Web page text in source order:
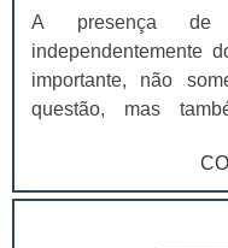
A presença de
independentemente
importante, não
questão, mas
passível de